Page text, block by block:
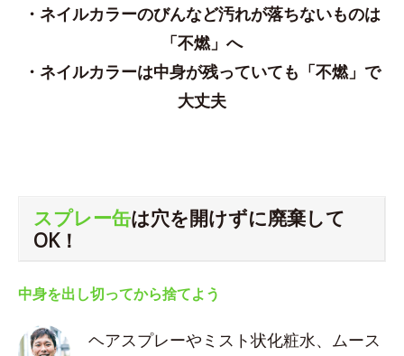
・ネイルカラーのびんなど汚れが落ちないものは
「不燃」へ
・ネイルカラーは中身が残っていても「不燃」で
大丈夫
スプレー缶は穴を開けずに廃棄して
OK！
中身を出し切ってから捨てよう
ヘアスプレーやミスト状化粧水、ムース